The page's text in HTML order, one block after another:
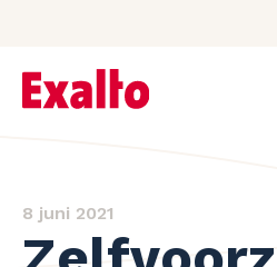
8 juni 2021